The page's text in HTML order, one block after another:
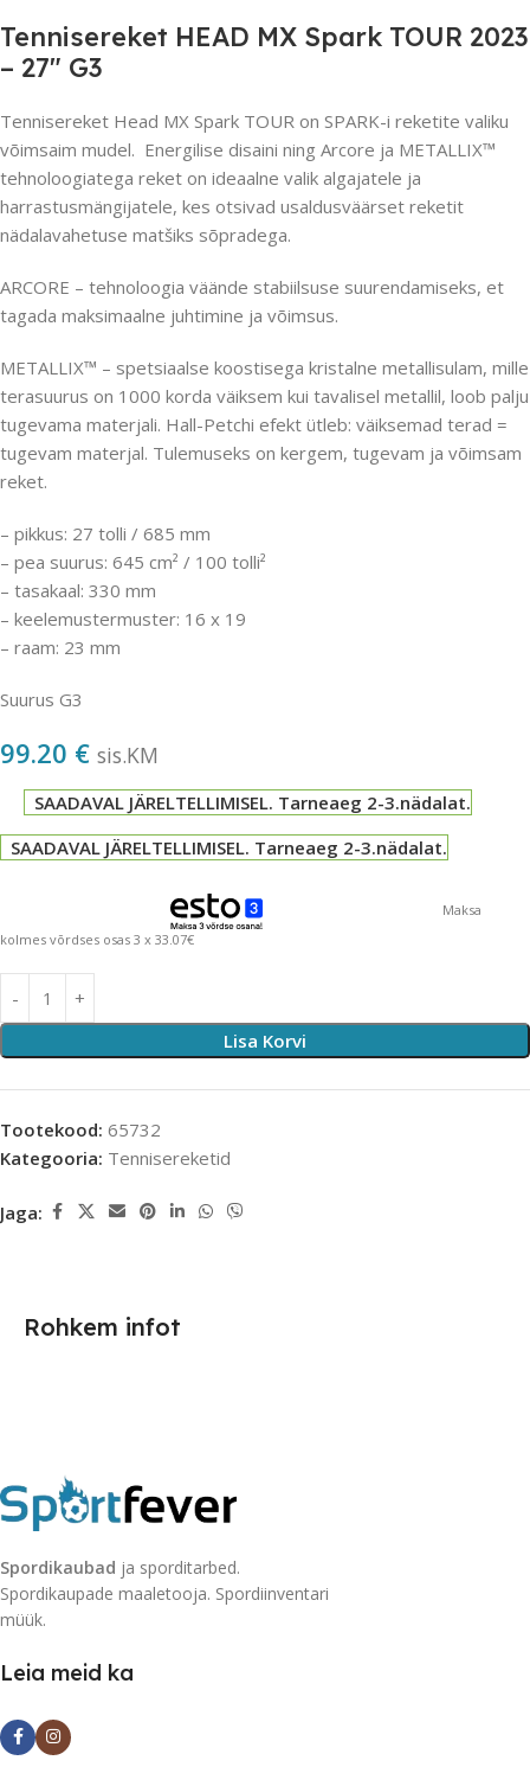
Tennisereket HEAD MX Spark TOUR 2023
– 27″ G3
Tennisereket Head MX Spark TOUR on SPARK-i reketite valiku
võimsaim mudel. Energilise disaini ning Arcore ja METALLIX™
tehnoloogiatega reket on ideaalne valik algajatele ja
harrastusmängijatele, kes otsivad usaldusväärset reketit
nädalavahetuse matšiks sõpradega.
ARCORE – tehnoloogia väände stabiilsuse suurendamiseks, et
tagada maksimaalne juhtimine ja võimsus.
METALLIX™ – spetsiaalse koostisega kristalne metallisulam, mille
terasuurus on 1000 korda väiksem kui tavalisel metallil, loob palju
tugevama materjali. Hall-Petchi efekt ütleb: väiksemad terad =
tugevam materjal. Tulemuseks on kergem, tugevam ja võimsam
reket.
– pikkus: 27 tolli / 685 mm
– pea suurus: 645 cm² / 100 tolli²
– tasakaal: 330 mm
– keelemustermuster: 16 x 19
– raam: 23 mm
Suurus G3
99.20 € sis.KM
SAADAVAL JÄRELTELLIMISEL. Tarneaeg 2-3.nädalat.
SAADAVAL JÄRELTELLIMISEL. Tarneaeg 2-3.nädalat.
Maksa
kolmes võrdses osas 3 x 33.07€
Lisa Korvi
Tootekood: 65732
Kategooria: Tennisereketid
Jaga:
Rohkem infot
Spordikaubad ja sporditarbed.
Spordikaupade maaletooja. Spordiinventari
müük.
Leia meid ka